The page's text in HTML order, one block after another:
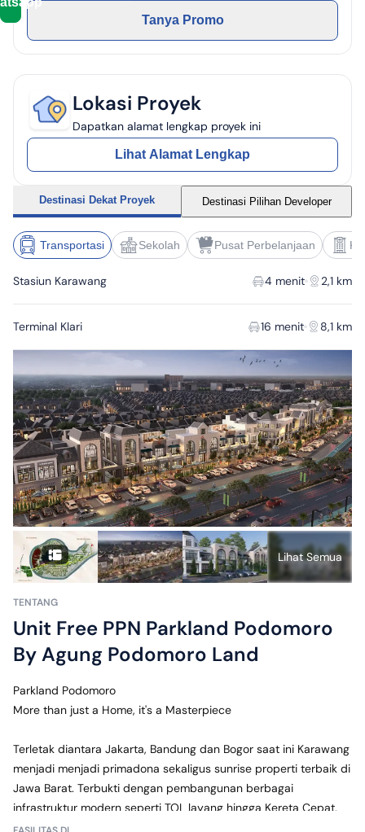
Tanya Promo
Lokasi Proyek
Dapatkan alamat lengkap proyek ini
Lihat Alamat Lengkap
Destinasi Dekat Proyek Destinasi Pilihan Developer
Transportasi Sekolah Pusat Perbelanjaan
Stasiun Karawang 4 menit 2,1 km
Terminal Klari 16 menit 8,1 km
Lihat Semua
TENTANG
Unit Free PPN Parkland Podomoro
By Agung Podomoro Land
Parkland Podomoro
More than just a Home, it's a Masterpiece
Terletak diantara Jakarta, Bandung dan Bogor saat ini Karawang
menjadi menjadi primadona sekaligus sunrise properti terbaik di
Jawa Barat. Terbukti dengan pembangunan berbagai
infrastruktur modern seperti TOL layang hingga Kereta Cepat.